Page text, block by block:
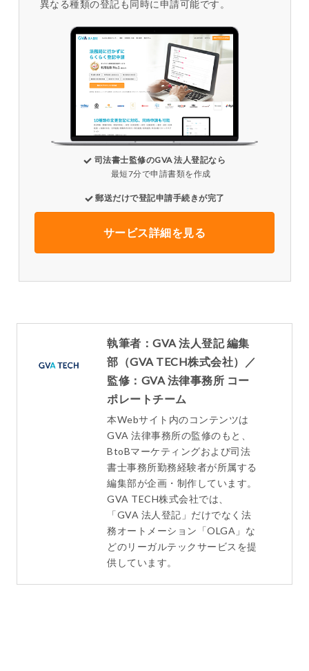
異なる種類の登記も同時に申請可能です。
司法書士監修のGVA 法人登記なら
最短7分で申請書類を作成
郵送だけで登記申請手続きが完了
サービス詳細を見る
執筆者：GVA 法人登記 編集
部（GVA TECH株式会社）／
監修：GVA 法律事務所 コー
ポレートチーム
本Webサイト内のコンテンツは
GVA 法律事務所の監修のもと、
BtoBマーケティングおよび司法
書士事務所勤務経験者が所属する
編集部が企画・制作しています。
GVA TECH株式会社では、
「GVA 法人登記」だけでなく法
務オートメーション「OLGA」な
どのリーガルテックサービスを提
供しています。